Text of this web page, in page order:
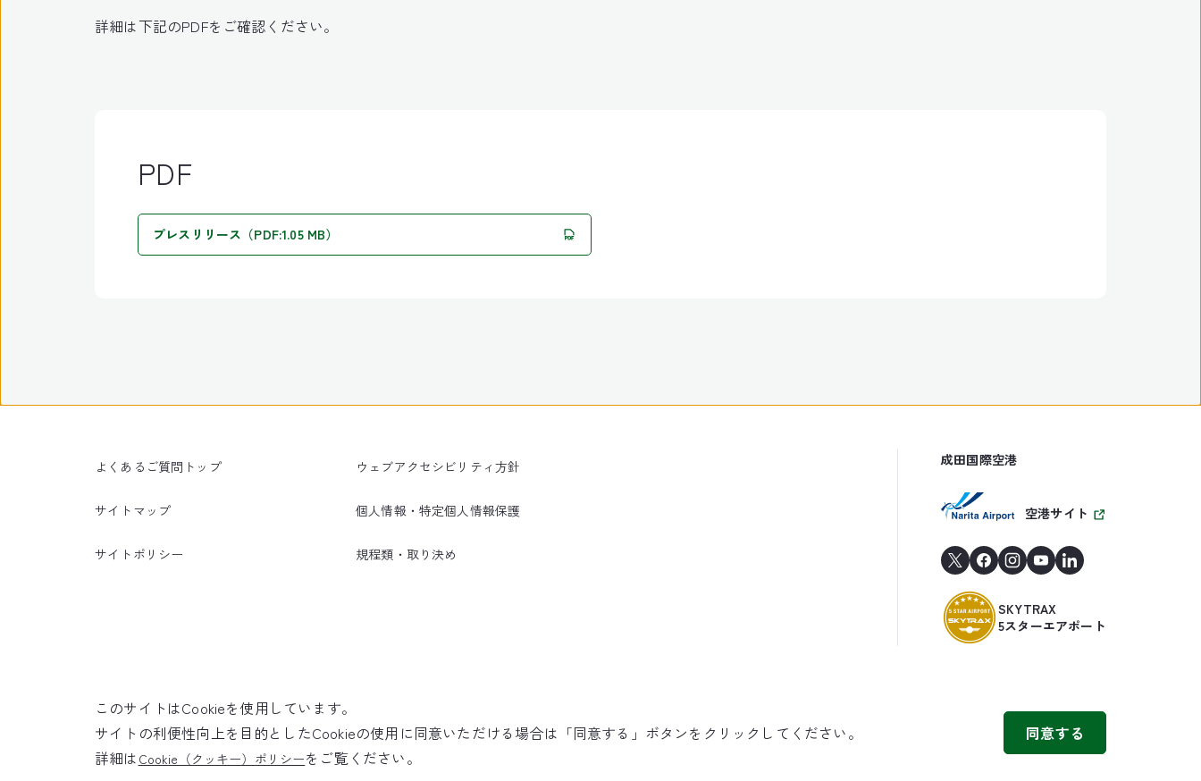
詳細は下記のPDFをご確認ください。
PDF
プレスリリース（PDF:1.05 MB）
よくあるご質問トップ
サイトマップ
サイトポリシー
ウェブアクセシビリティ方針
個人情報・特定個人情報保護
規程類・取り決め
成田国際空港
空港サイト
SKYTRAX
5スターエアポート
©NARITA INTERNATIONAL AIRPORT CORPORATION
このサイトはCookieを使用しています。
サイトの利便性向上を目的としたCookieの使用に同意いただける場合は「同意する」ボタンをクリックしてください。
詳細は Cookie（クッキー）ポリシーをご覧ください。
同意する